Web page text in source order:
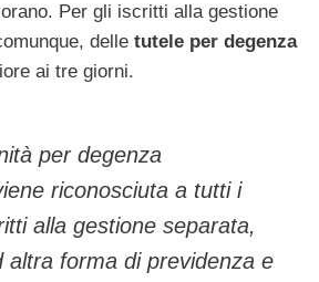
Per gli iscritti alla gestione
delle tutele per degenza
ai tre giorni.
per degenza
riconosciuta a tutti i
alla gestione separata,
altra forma di previdenza e